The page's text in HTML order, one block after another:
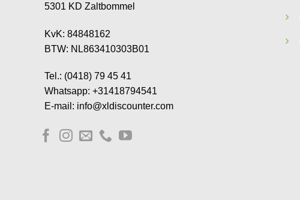
5301 KD Zaltbommel
KvK: 84848162
BTW: NL863410303B01
Tel.: (0418) 79 45 41
Whatsapp: +31418794541
E-mail: info@xldiscounter.com